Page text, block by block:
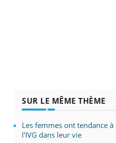
SUR LE MÊME THÈME
Les femmes ont tendance
l'IVG dans leur vie